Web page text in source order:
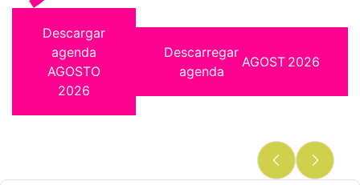
Descargar
agenda
AGOSTO
2026
Descarregar
agenda
AGOST 2026